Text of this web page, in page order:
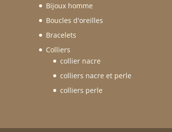
Bijoux homme
Boucles d'oreilles
Bracelets
Colliers
collier nacre
colliers nacre et perle
colliers perle